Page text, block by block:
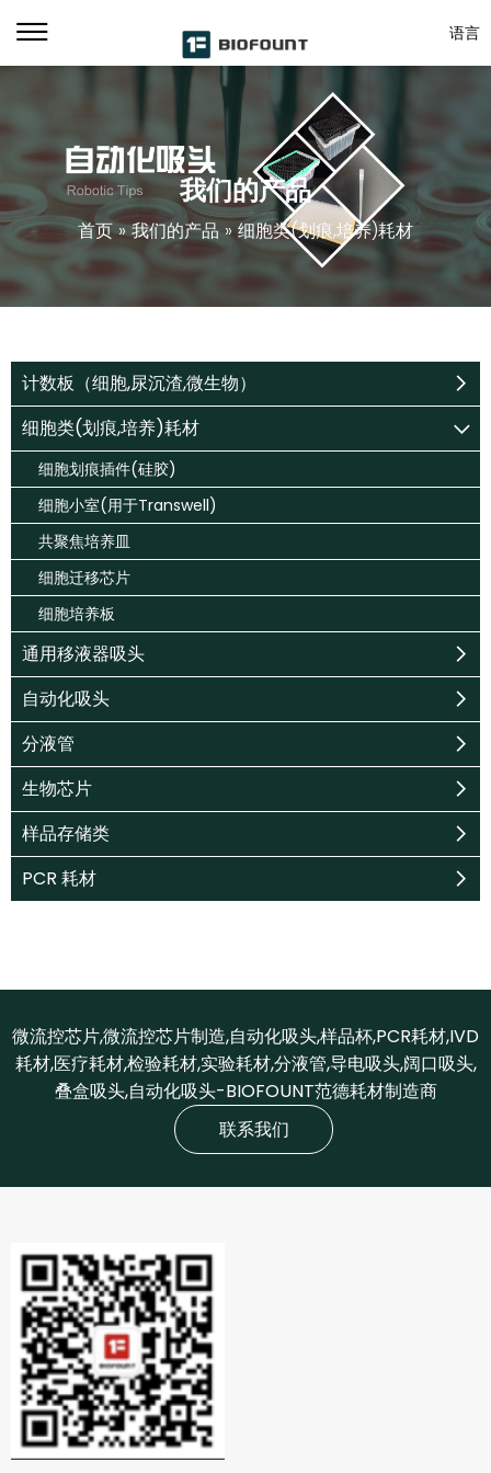
语言
我们的产品
首页 » 我们的产品 » 细胞类(划痕,培养)耗材
计数板（细胞,尿沉渣,微生物）
细胞类(划痕,培养)耗材
细胞划痕插件(硅胶)
细胞小室(用于Transwell)
共聚焦培养皿
细胞迁移芯片
细胞培养板
通用移液器吸头
自动化吸头
分液管
生物芯片
样品存储类
PCR 耗材
微流控芯片,微流控芯片制造,自动化吸头,样品杯,PCR耗材,IVD
耗材,医疗耗材,检验耗材,实验耗材,分液管,导电吸头,阔口吸头,
叠盒吸头,自动化吸头-BIOFOUNT范德耗材制造商
联系我们